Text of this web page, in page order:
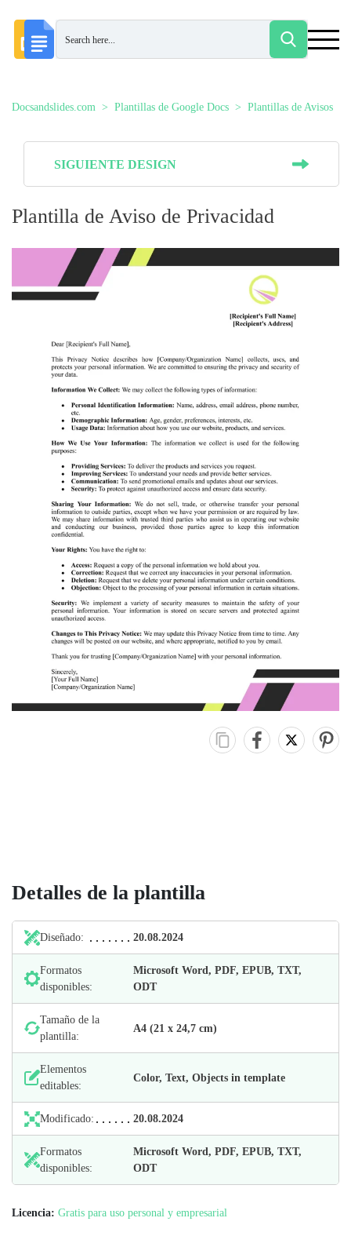
Docsandslides.com Plantillas de Google Docs Plantillas de Avisos
SIGUIENTE DESIGN
Plantilla de Aviso de Privacidad
Detalles de la plantilla
Diseñado: 20.08.2024
Formatos
disponibles:
Microsoft Word, PDF, EPUB, TXT,
ODT
Tamaño de la
plantilla:
А4 (21 х 24,7 cm)
Elementos
editables:
Color, Text, Objects in template
Modificado: 20.08.2024
Formatos
disponibles:
Microsoft Word, PDF, EPUB, TXT,
ODT
Licencia: Gratis para uso personal y empresarial